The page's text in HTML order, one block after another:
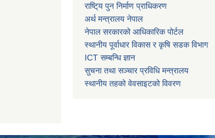
राष्टि्य पुन निर्माण प्राधिकरण
अर्थ मन्त्रालय नेपाल
नेपाल सरकारको आधिकारिक पोर्टल
स्थानीय पूर्वाधार विकास र कृषि सडक विभाग
ICT सम्बन्धि ज्ञान
सुचना तथा सञ्चार प्रविधि मन्त्रालय
स्थानीय तहको वेवसाइटको विवरण